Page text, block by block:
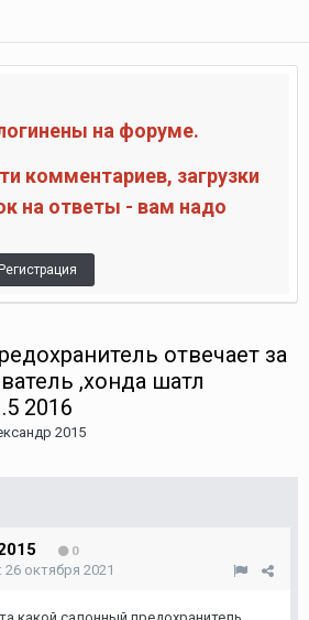
на форуме.
комментариев, загрузки
на ответы - вам надо
Регистрация
отвечает за
,хонда шатл
2016
2015
0
26 октября 2021